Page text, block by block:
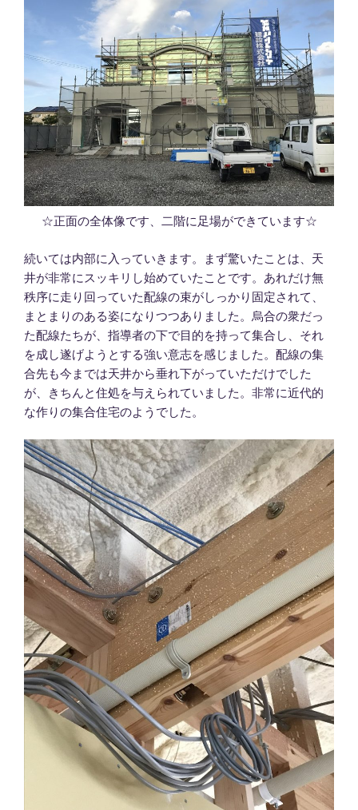
☆正面の全体像です、二階に足場ができています☆
続いては内部に入っていきます。まず驚いたことは、天
井が非常にスッキリし始めていたことです。あれだけ無
秩序に走り回っていた配線の束がしっかり固定されて、
まとまりのある姿になりつつありました。烏合の衆だっ
た配線たちが、指導者の下で目的を持って集合し、それ
を成し遂げようとする強い意志を感じました。配線の集
合先も今までは天井から垂れ下がっていただけでした
が、きちんと住処を与えられていました。非常に近代的
な作りの集合住宅のようでした。